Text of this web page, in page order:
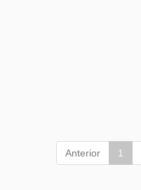
Anterior 1